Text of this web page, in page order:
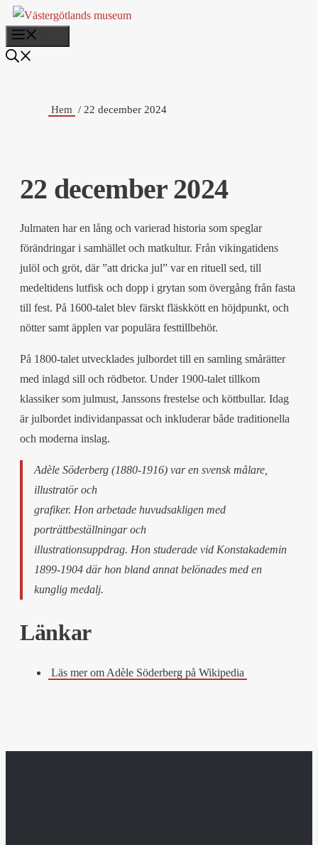
Hoppa
till
innehåll
Hem 22 december 2024
22 december 2024
Julmaten har en lång och varierad historia som speglar
förändringar i samhället och matkultur. Från vikingatidens
julöl och gröt, där ”att dricka jul” var en rituell sed, till
medeltidens lutfisk och dopp i grytan som övergång från fasta
till fest. På 1600-talet blev färskt fläskkött en höjdpunkt, och
nötter samt äpplen var populära festtillbehör.
På 1800-talet utvecklades julbordet till en samling smårätter
med inlagd sill och rödbetor. Under 1900-talet tillkom
klassiker som julmust, Janssons frestelse och köttbullar. Idag
är julbordet individanpassat och inkluderar både traditionella
och moderna inslag.
Adèle Söderberg (1880-1916) var en svensk målare,
illustratör och
grafiker. Hon arbetade huvudsakligen med
porträttbeställningar och
illustrationsuppdrag. Hon studerade vid Konstakademin
1899-1904 där hon bland annat belönades med en
kunglig medalj.
Länkar
Läs mer om Adèle Söderberg på Wikipedia